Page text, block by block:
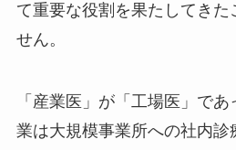
て重要な役割を果たしてきた
せん。
「産業医」が「工場医」で
業は大規模事業所への社内診